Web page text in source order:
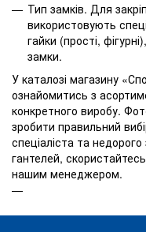
Тип замків. Для
використовують
гайки (прості,
замки.
У каталозі магазину
ознайомитись з
конкретного виробу.
зробити правильний
спеціаліста та
гантелей,
нашим менеджером.